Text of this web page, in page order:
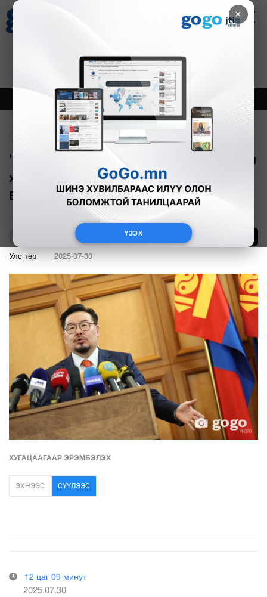
×
ҮЗЭХ
Зурхай
8.07
Онцлох Шинэ
"Шахсан бяслаг гэдэг шиг тэргүүлэх ач
холбогдолтой төслийг төсөвт тусгахыг
Ерөнхий сайд үүрэгдлээ"
Улс төр 2025-07-30
ХУГАЦААГААР ЭРЭМБЭЛЭХ
ЭХНЭЭС СҮҮЛЭЭС
12 цаг 09 минут
2025.07.30